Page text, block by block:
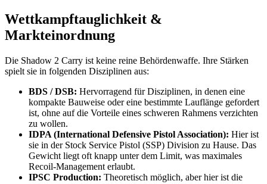
Wettkampftauglichkeit &
Markteinordnung
Die Shadow 2 Carry ist keine reine Behördenwaffe. Ihre Stärken
spielt sie in folgenden Disziplinen aus:
BDS / DSB: Hervorragend für Disziplinen, in denen eine
kompakte Bauweise oder eine bestimmte Lauflänge gefordert
ist, ohne auf die Vorteile eines schweren Rahmens verzichten
zu wollen.
IDPA (International Defensive Pistol Association): Hier ist
sie in der Stock Service Pistol (SSP) Division zu Hause. Das
Gewicht liegt oft knapp unter dem Limit, was maximales
Recoil-Management erlaubt.
IPSC Production: Theoretisch möglich, aber hier ist die